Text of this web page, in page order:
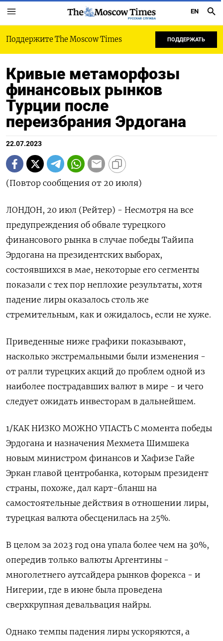
РУССКАЯ СЛУЖБА
EN
Поддержите The Moscow Times ПОДДЕРЖАТЬ
Кривые метаморфозы
финансовых рынков
Турции после
переизбрания Эрдогана
22.07.2023
(Повтор сообщения от 20 июля)
ЛОНДОН, 20 июл (Рейтер) - Несмотря на все
предупреждения об обвале турецкого
финансового рынка в случае победы Тайипа
Эрдогана на президентских выборах,
состоявшихся в мае, некоторые его сегменты
показали с тех пор неплохие результаты, хотя
падение лиры оказалось столь же
стремительным, как и ожидалось, если не хуже.
Приведенные ниже графики показывают,
насколько экстремальными были изменения -
от ралли турецких акций до проблем одной из
наиболее пострадавших валют в мире - и чего
следует ожидать инвесторам в дальнейшем.
1/КАК НИЗКО МОЖНО УПАСТЬ С момента победы
Эрдогана и назначения Мехмета Шимшека
новым министром финансов и Хафизе Гайе
Эркан главой центробанка, которым президент
страны, похоже, дал карт-бланш на
самостоятельные действия в отношении лиры,
турецкая валюта обесценилась на 25%.
В целом за 2023 год она упала более чем на 30%,
опередив только валюты Аргентины -
многолетнего аутсайдера рынков форекса - и
Нигерии, где в июне была проведена
сверхкрупная девальвация найры.
Однако темпы падения лиры ускоряются, а